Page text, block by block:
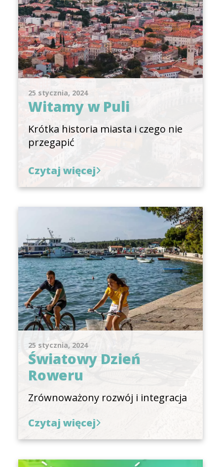
25 stycznia, 2024
Witamy w Puli
Krótka historia miasta i czego nie
przegapić
Czytaj więcej
25 stycznia, 2024
Światowy Dzień
Roweru
Zrównoważony rozwój i integracja
Czytaj więcej